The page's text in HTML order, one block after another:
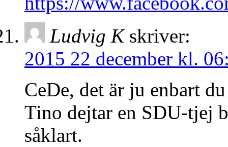
Ludvig K skriver:
2015 22 december kl.
CeDe, det är ju enbart
Tino dejtar en SDU-tjej
såklart.